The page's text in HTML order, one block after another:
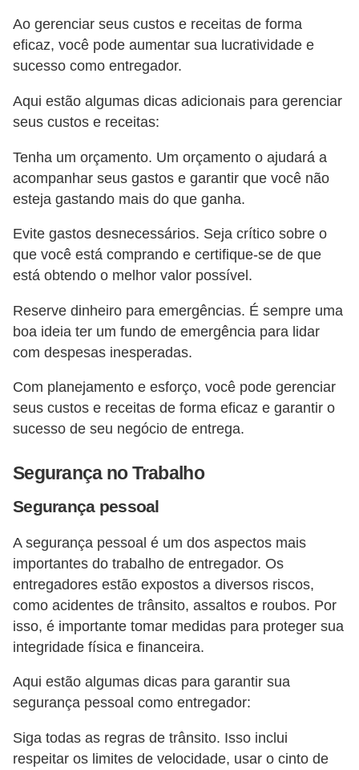
Ao gerenciar seus custos e receitas de forma
eficaz, você pode aumentar sua lucratividade e
sucesso como entregador.
Aqui estão algumas dicas adicionais para gerenciar
seus custos e receitas:
Tenha um orçamento. Um orçamento o ajudará a
acompanhar seus gastos e garantir que você não
esteja gastando mais do que ganha.
Evite gastos desnecessários. Seja crítico sobre o
que você está comprando e certifique-se de que
está obtendo o melhor valor possível.
Reserve dinheiro para emergências. É sempre uma
boa ideia ter um fundo de emergência para lidar
com despesas inesperadas.
Com planejamento e esforço, você pode gerenciar
seus custos e receitas de forma eficaz e garantir o
sucesso de seu negócio de entrega.
Segurança no Trabalho
Segurança pessoal
A segurança pessoal é um dos aspectos mais
importantes do trabalho de entregador. Os
entregadores estão expostos a diversos riscos,
como acidentes de trânsito, assaltos e roubos. Por
isso, é importante tomar medidas para proteger sua
integridade física e financeira.
Aqui estão algumas dicas para garantir sua
segurança pessoal como entregador:
Siga todas as regras de trânsito. Isso inclui
respeitar os limites de velocidade, usar o cinto de